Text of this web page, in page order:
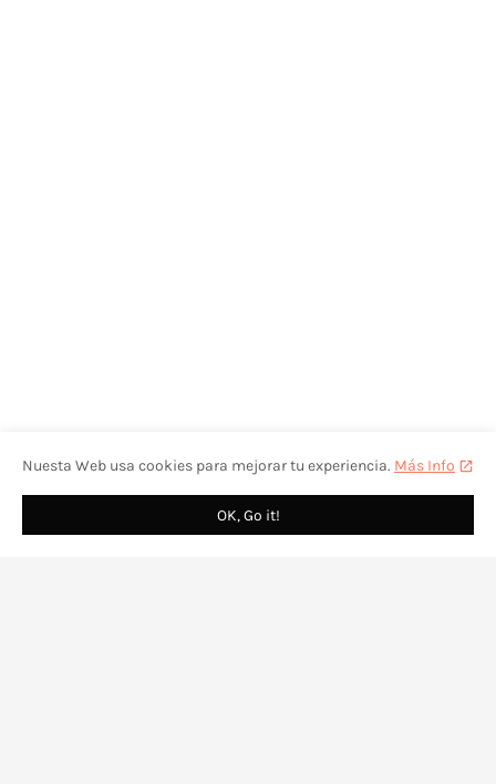
Nuesta Web usa cookies para mejorar tu experiencia. Más Info
OK, Go it!